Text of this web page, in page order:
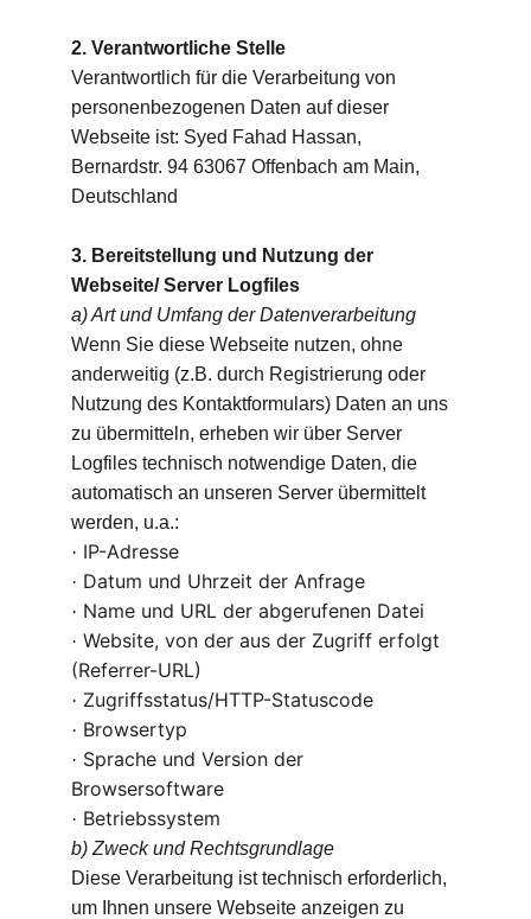
2. Verantwortliche Stelle
Verantwortlich für die Verarbeitung von
personenbezogenen Daten auf dieser
Webseite ist: Syed Fahad Hassan,
Bernardstr. 94 63067 Offenbach am Main,
Deutschland
3. Bereitstellung und Nutzung der
Webseite/ Server Logfiles
a) Art und Umfang der Datenverarbeitung
Wenn Sie diese Webseite nutzen, ohne
anderweitig (z.B. durch Registrierung oder
Nutzung des Kontaktformulars) Daten an uns
zu übermitteln, erheben wir über Server
Logfiles technisch notwendige Daten, die
automatisch an unseren Server übermittelt
werden, u.a.:
· IP-Adresse
· Datum und Uhrzeit der Anfrage
· Name und URL der abgerufenen Datei
· Website, von der aus der Zugriff erfolgt
(Referrer-URL)
· Zugriffsstatus/HTTP-Statuscode
· Browsertyp
· Sprache und Version der
Browsersoftware
· Betriebssystem
b) Zweck und Rechtsgrundlage
Diese Verarbeitung ist technisch erforderlich,
um Ihnen unsere Webseite anzeigen zu